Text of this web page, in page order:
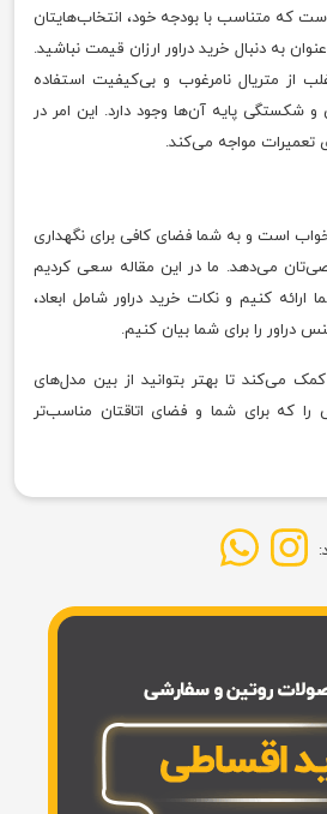
که متناسب با بودجه خود، انتخاب‌هایتان
به دنبال خرید دراور ارزان قیمت نباشید.
از متریال نامرغوب و بی‌کیفیت استفاده
شکستگی پایه آن‌ها وجود دارد. این امر در
تعمیرات مواجه می‌کند.
خواب است و به شما فضای کافی برای نگهداری
می‌دهد. ما در این مقاله سعی کردیم
ارائه کنیم و نکات خرید دراور شامل ابعاد،
را برای شما بیان کنیم.
می‌کند تا بهتر بتوانید از بین مدل‌های
که برای شما و فضای اتاقتان مناسب‌تر